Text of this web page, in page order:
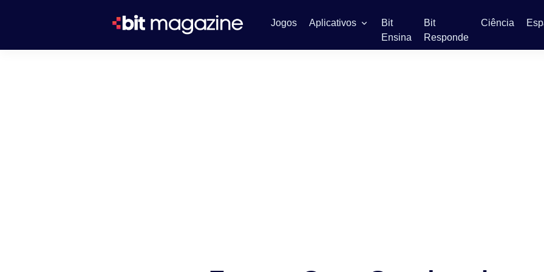
Jogos Aplicativos
Bit
Ensina
Bit
Responde
Ciência